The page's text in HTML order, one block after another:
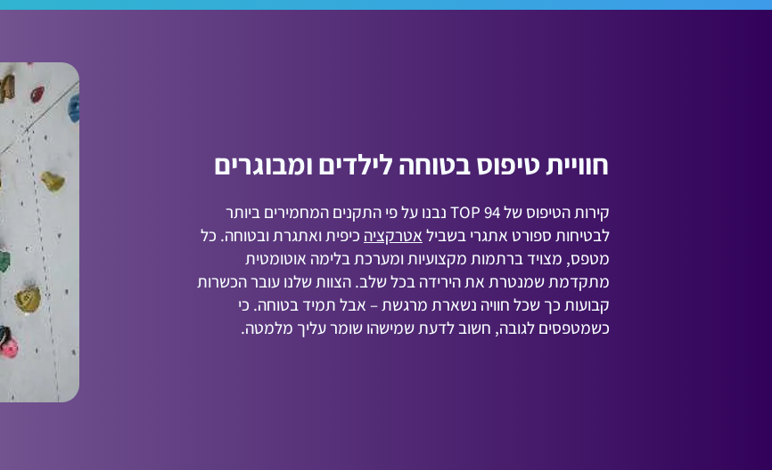
חוויית טיפוס בטוחה לילדים ומבוגרים
קירות הטיפוס של TOP 94 נבנו על פי התקנים המחמירים ביותר
לבטיחות ספורט אתגרי בשביל אטרקציה כיפית ואתגרת ובטוחה. כל
מטפס, מצויד ברתמות מקצועיות ומערכת בלימה אוטומטית
מתקדמת שמנטרת את הירידה בכל שלב. הצוות שלנו עובר הכשרות
קבועות כך שכל חוויה נשארת מרגשת – אבל תמיד בטוחה. כי
כשמטפסים לגובה, חשוב לדעת שמישהו שומר עליך מלמטה.